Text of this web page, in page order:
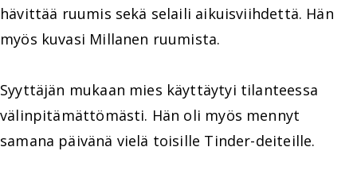
hävittää ruumis sekä selaili aikuisviihdettä. Hän
myös kuvasi Millanen ruumista.
Syyttäjän mukaan mies käyttäytyi tilanteessa
välinpitämättömästi. Hän oli myös mennyt
samana päivänä vielä toisille Tinder-deiteille.